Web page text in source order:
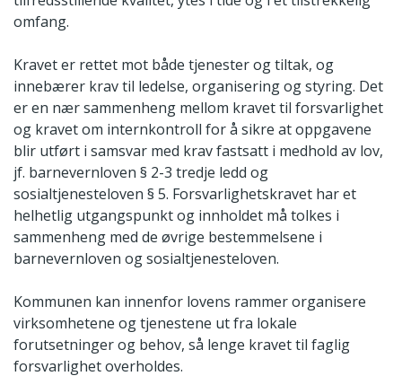
omfang.
Kravet er rettet mot både tjenester og tiltak, og
innebærer krav til ledelse, organisering og styring. Det
er en nær sammenheng mellom kravet til forsvarlighet
og kravet om internkontroll for å sikre at oppgavene
blir utført i samsvar med krav fastsatt i medhold av lov,
jf. barnevernloven § 2-3 tredje ledd og
sosialtjenesteloven § 5. Forsvarlighetskravet har et
helhetlig utgangspunkt og innholdet må tolkes i
sammenheng med de øvrige bestemmelsene i
barnevernloven og sosialtjenesteloven.
Kommunen kan innenfor lovens rammer organisere
virksomhetene og tjenestene ut fra lokale
forutsetninger og behov, så lenge kravet til faglig
forsvarlighet overholdes.